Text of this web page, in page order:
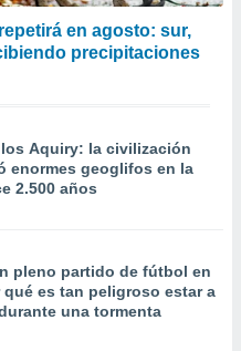
en agosto: sur,
precipitaciones
Aquiry: la civilización
enormes geoglifos en la
2.500 años
pleno partido de fútbol en
es tan peligroso estar a
una tormenta